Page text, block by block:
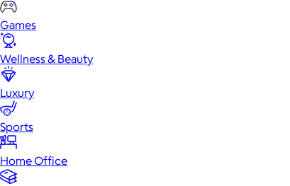
Games
Wellness & Beauty
Luxury
Sports
Home Office